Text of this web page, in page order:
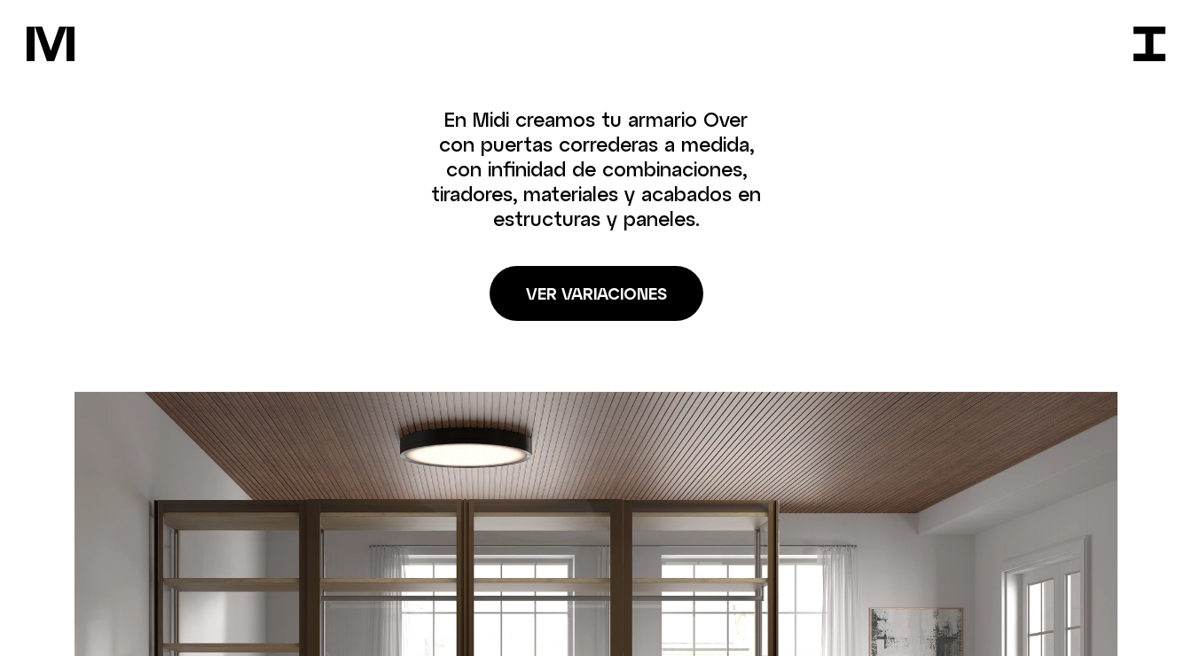
En Midi creamos tu armario Over
con puertas correderas a medida,
con infinidad de combinaciones,
tiradores, materiales y acabados en
estructuras y paneles.
VER VARIACIONES